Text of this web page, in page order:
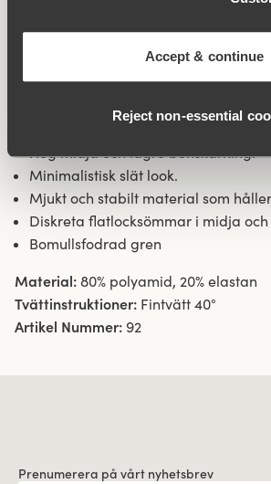
Accept & continue
Reject non‑essential
och inte ”fastnar”. Flatlocksömmar i
benöppningar gör att trosan inte
diskret under kläder. Sidsöm 16 cm i
Bomullsfodrad gren.
Material av återvunnen textilfiber.
Hög midja och lägre benskärning.
Minimalistisk slät look.
Mjukt och stabilt material som
Diskreta flatlocksömmar i midja
Bomullsfodrad gren
Material: 80% polyamid, 20% elastan
Tvättinstruktioner: Fintvätt 40°
Artikel Nummer: 92
Prenumerera på vårt nyhetsbrev